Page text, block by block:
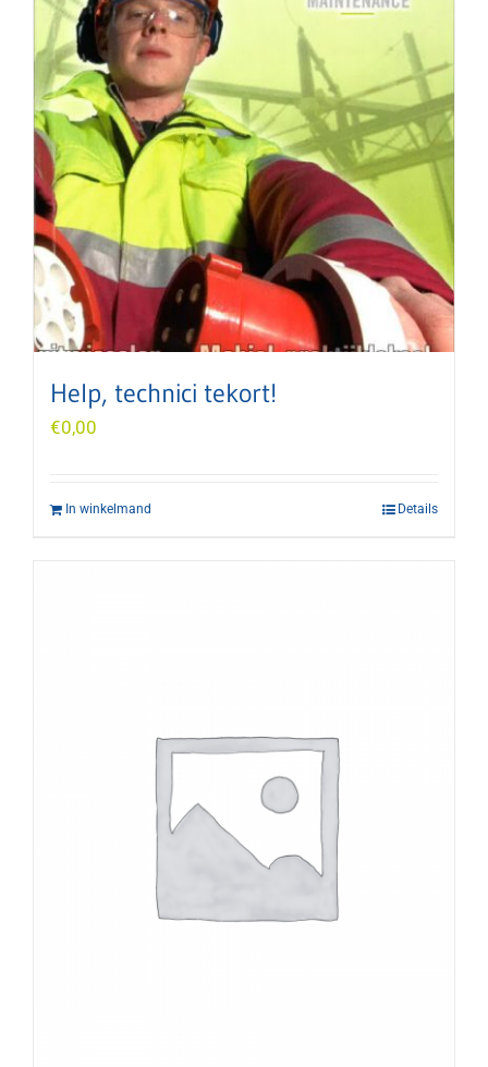
Help, technici tekort!
€0,00
In winkelmand Details